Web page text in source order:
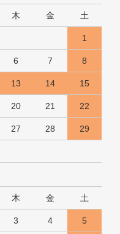
木 金 土
1
6 7 8
13 14 15
20 21 22
27 28 29
木 金 土
3 4 5